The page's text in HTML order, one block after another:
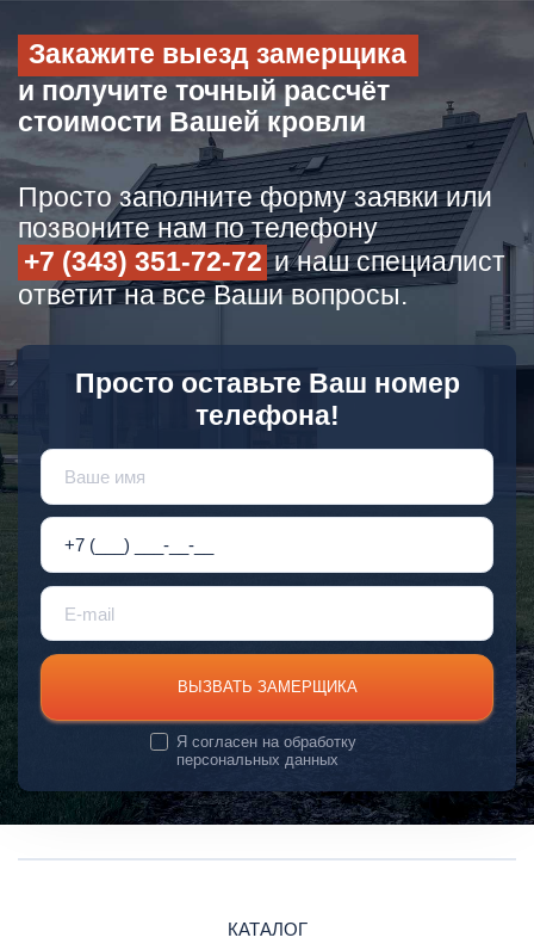
Закажите выезд замерщика
и получите точный рассчёт
стоимости Вашей кровли
Просто заполните форму заявки или
позвоните нам по телефону
+7 (343) 351-72-72 и наш специалист
ответит на все Ваши вопросы.
Просто оставьте Ваш номер
телефона!
ВЫЗВАТЬ ЗАМЕРЩИКА
Я согласен наобработку
персональных данных
КАТАЛОГ